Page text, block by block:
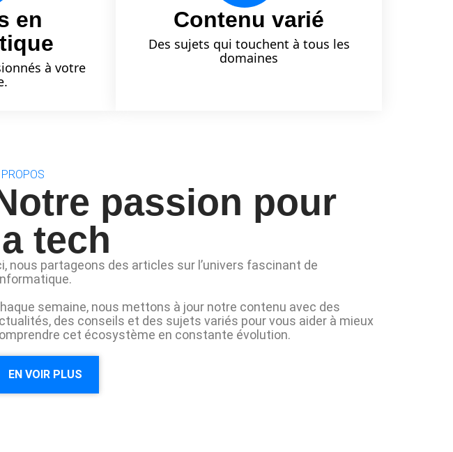
en
à votre
Contenu varié
Des sujets qui touchent à tous les
domaines
passion pour
tech
nous partageons des articles sur l’univers fascinant de
semaine, nous mettons à jour notre contenu avec des
des conseils et des sujets variés pour vous aider à mieux
cet écosystème en constante évolution.
EN VOIR PLUS